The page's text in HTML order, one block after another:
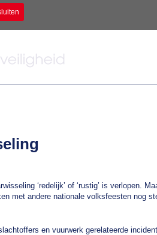
‘redelijk’ of ‘rustig’ is verlopen.
met andere nationale volksfeesten nog
en vuurwerk gerelateerde